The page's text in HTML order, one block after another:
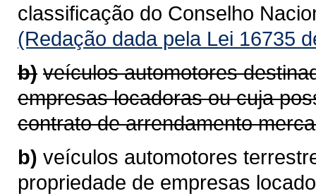
classificação do Conselho
(Redação dada pela Lei 16735
b) veículos automotores
empresas locadoras ou cuja
contrato de arrendamento
b) veículos automotores
propriedade de empresas